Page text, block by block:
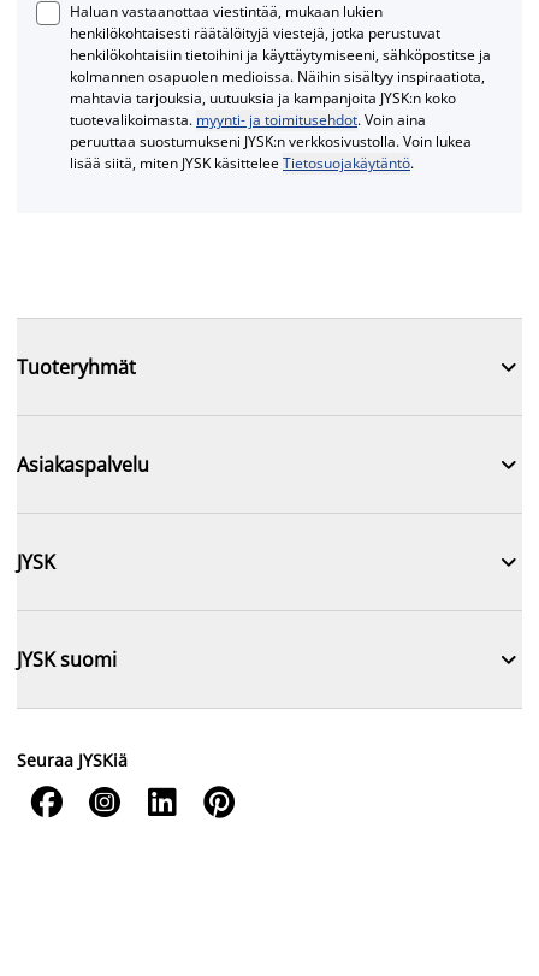
Haluan vastaanottaa viestintää, mukaan lukien
henkilökohtaisesti räätälöityjä viestejä, jotka perustuvat
henkilökohtaisiin tietoihini ja käyttäytymiseeni, sähköpostitse ja
kolmannen osapuolen medioissa. Näihin sisältyy inspiraatiota,
mahtavia tarjouksia, uutuuksia ja kampanjoita JYSK:n koko
tuotevalikoimasta. myynti- ja toimitusehdot. Voin aina
peruuttaa suostumukseni JYSK:n verkkosivustolla. Voin lukea
lisää siitä, miten JYSK käsitteleeTietosuojakäytäntö.
Tuoteryhmät 
Asiakaspalvelu 
JYSK 
JYSK suomi 
Seuraa JYSKiä
   